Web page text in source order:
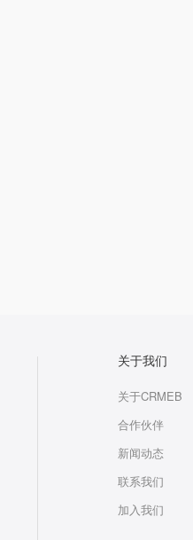
关于我们
关于CRMEB
合作伙伴
新闻动态
联系我们
加入我们